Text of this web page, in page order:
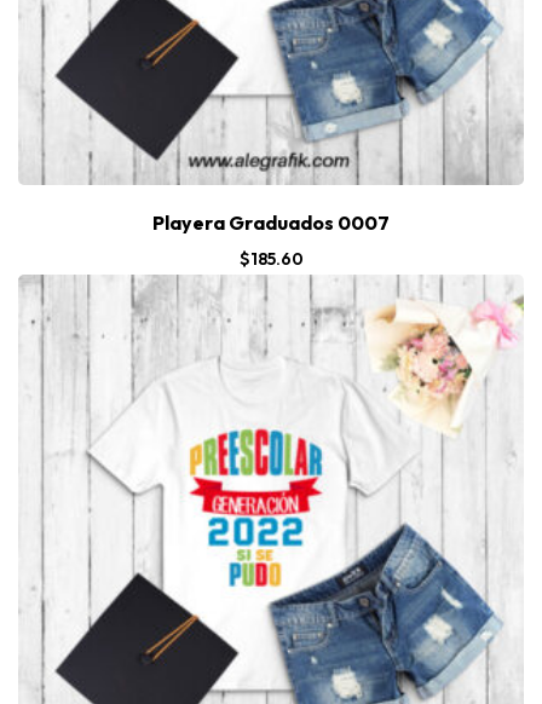
Playera Graduados 0007
$185.60